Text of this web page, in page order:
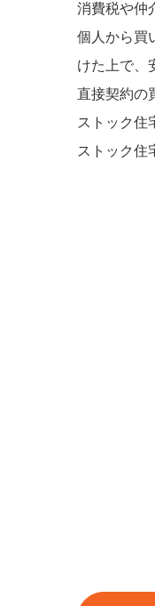
消費税や仲
個人から買
けた上で、
直接契約の
ストック住
ストック住